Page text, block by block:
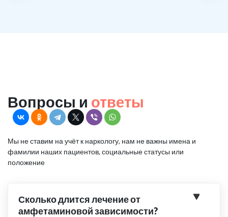
Вопросы и ответы
Мы не ставим на учёт к наркологу, нам не важны имена и
фамилии наших пациентов, социальные статусы или
положение
Сколько длится лечение от
амфетаминовой зависимости?